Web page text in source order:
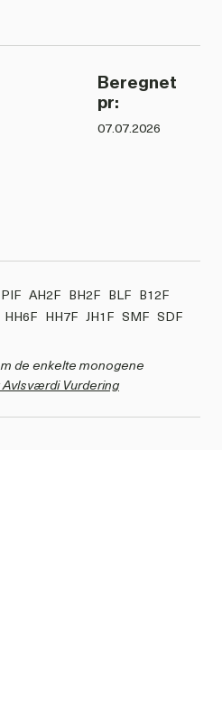
Beregnet
pr:
07.07.2026
PIF AH2F BH2F BLF B12F
HH6F HH7F JH1F SMF SDF
de enkelte monogene
Avlsværdi Vurdering